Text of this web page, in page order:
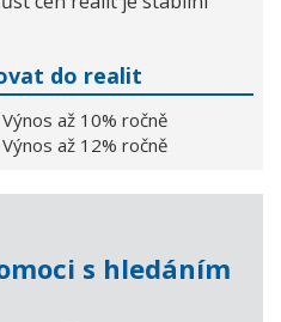
do realit
Výnos až 10% ročně
Výnos až 12% ročně
s hledáním